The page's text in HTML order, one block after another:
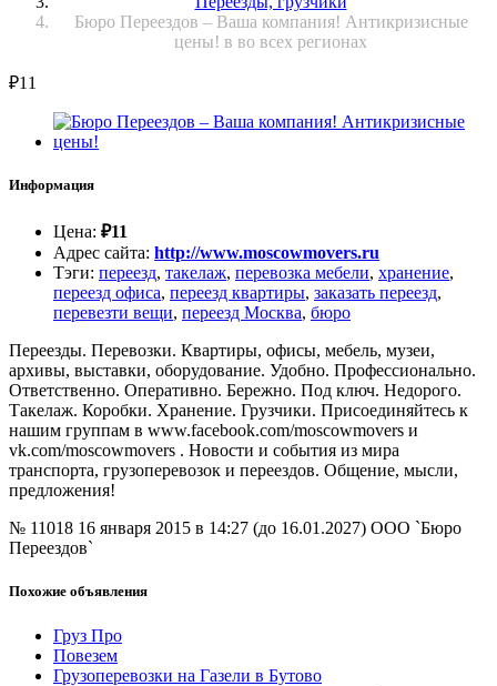
Бюро Переездов – Ваша компания! Антикризисные
цены! в во всех регионах
₽11
Информация
Цена: ₽11
Адрес сайта: http://www.moscowmovers.ru
Тэги: переезд, такелаж, перевозка мебели, хранение,
переезд офиса, переезд квартиры, заказать переезд,
перевезти вещи, переезд Москва, бюро
Переезды. Перевозки. Квартиры, офисы, мебель, музеи,
архивы, выставки, оборудование. Удобно. Профессионально.
Ответственно. Оперативно. Бережно. Под ключ. Недорого.
Такелаж. Коробки. Хранение. Грузчики. Присоединяйтесь к
нашим группам в www.facebook.com/moscowmovers и
vk.com/moscowmovers . Новости и события из мира
транспорта, грузоперевозок и переездов. Общение, мысли,
предложения!
№ 11018 16 января 2015 в 14:27 (до 16.01.2027) ООО `Бюро
Переездов`
Похожие объявления
Груз Про
Повезем
Грузоперевозки на Газели в Бутово